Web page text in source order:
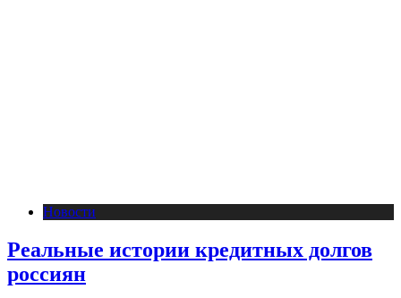
Новости
Реальные истории кредитных долгов
россиян